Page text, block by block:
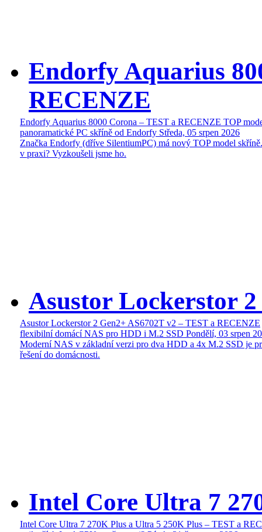
Endorfy Aquarius
RECENZE
Endorfy Aquarius 8000 Corona – TEST a RECENZE TOP
panoramatické PC skříně od Endorfy Středa, 05 srpen 2026
Značka Endorfy (dříve SilentiumPC) má nový TOP model
v praxi? Vyzkoušeli jsme ho.
Asustor Lockerstor
Asustor Lockerstor 2 Gen2+ AS6702T v2 – TEST a RECENZE
flexibilní domácí NAS pro HDD i M.2 SSD Pondělí, 03 srpen
Moderní NAS v základní verzi pro dva HDD a 4x M.2 SSD je
řešení do domácnosti.
Intel Core Ultra 7
Intel Core Ultra 7 270K Plus a Ultra 5 250K Plus – TEST a